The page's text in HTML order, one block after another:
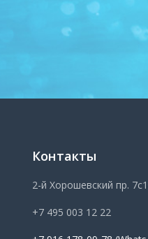
Контакты
2-й Хорошевский пр.
+7 495 003 12 22